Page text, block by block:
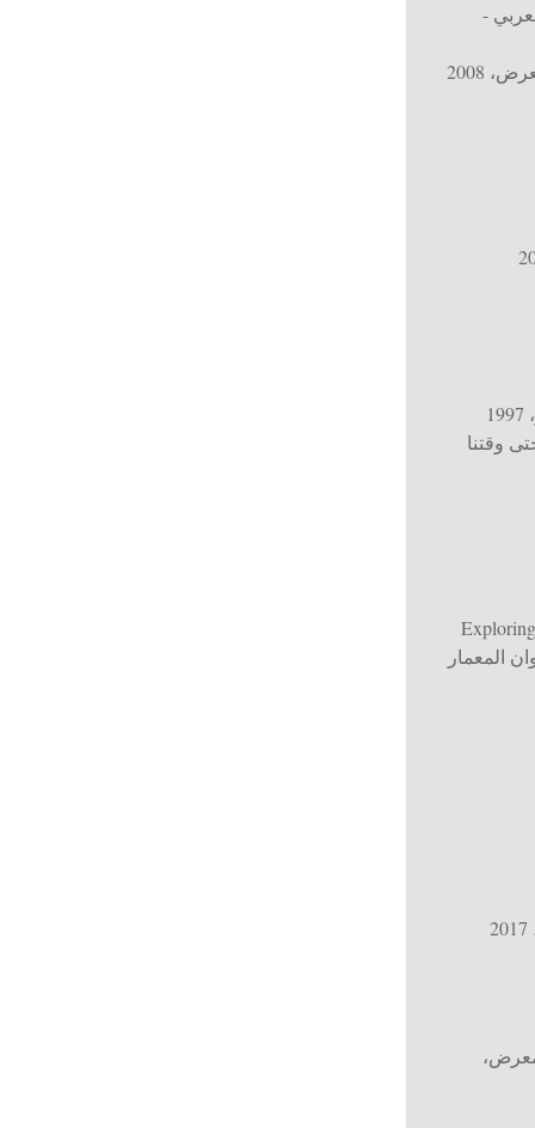
-
، 2008
، 1997
وقتنا
المعمار
،